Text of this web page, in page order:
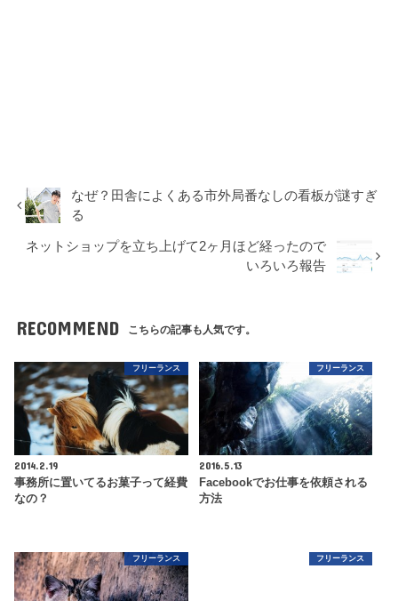
なぜ？田舎によくある市外局番なしの看板が謎すぎ
る
ネットショップを立ち上げて2ヶ月ほど経ったので
いろいろ報告
RECOMMEND こちらの記事も人気です。
フリーランス
2014.2.19
事務所に置いてるお菓子って経費
なの？
フリーランス
2016.5.13
Facebookでお仕事を依頼される
方法
フリーランス フリーランス